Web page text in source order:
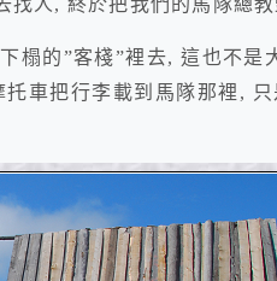
榻的”客棧”裡去, 這也不
車把行李載到馬隊那裡,